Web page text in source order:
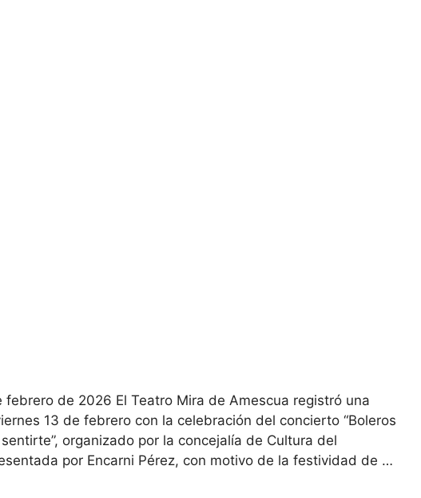
de 2026 El Teatro Mira de Amescua registró una
13 de febrero con la celebración del concierto “Boleros
organizado por la concejalía de Cultura del
por Encarni Pérez, con motivo de la festividad de …